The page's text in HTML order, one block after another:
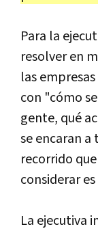
Para la
resolver en
las
con "cómo
gente, qué
se encaran a
recorrido
considerar
La ejecutiva